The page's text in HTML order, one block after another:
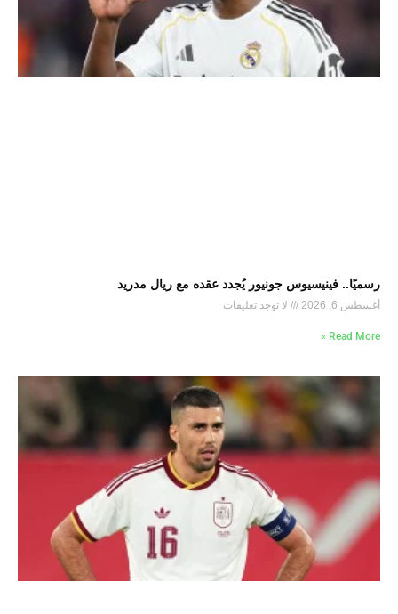
رسميًا.. فينيسيوس جونيور يُجدد عقده مع ريال مدريد
أغسطس 6, 2026 لا توجد تعليقات
Read More »